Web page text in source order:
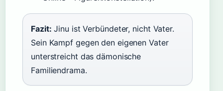
Fazit: Jinu ist Verbündeter, nicht Vater.
Sein Kampf gegen den eigenen Vater
unterstreicht das dämonische
Familiendrama.